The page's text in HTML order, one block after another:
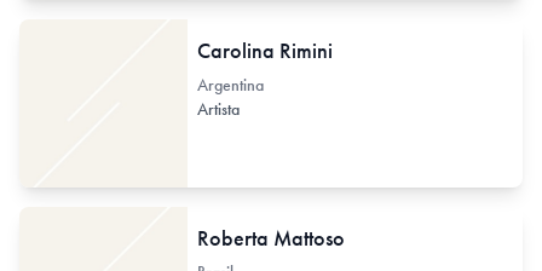
Carolina Rimini
Argentina
Artista
Roberta Mattoso